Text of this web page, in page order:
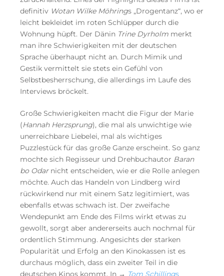
definitiv Wotan Wilke Möhrings „Drogentanz“, wo er
leicht bekleidet im roten Schlüpper durch die
Wohnung hüpft. Der Dänin Trine Dyrholm merkt
man ihre Schwierigkeiten mit der deutschen
Sprache überhaupt nicht an. Durch Mimik und
Gestik vermittelt sie stets ein Gefühl von
Selbstbesherrschung, die allerdings im Laufe des
Interviews bröckelt.
Große Schwierigkeiten macht die Figur der Marie
(Hannah Herzsprung), die mal als unwichtige wie
unerreichbare Liebelei, mal als wichtiges
Puzzlestück für das große Ganze erscheint. So ganz
mochte sich Regisseur und Drehbuchautor Baran
bo Odarnicht entscheiden, wie er die Rolle anlegen
möchte. Auch das Handeln von Lindberg wird
rückwirkend nur mit einem Satz legitimiert, was
ebenfalls etwas schwach ist. Der zweifache
Wendepunkt am Ende des Films wirkt etwas zu
gewollt, sorgt aber andererseits auch nochmal für
ordentlich Stimmung. Angesichts der starken
Popularität und Erfolg an den Kinokassen ist es
durchaus möglich, dass ein zweiter Teil in die
deutschen Kinos kommt. In → Tom Schillings